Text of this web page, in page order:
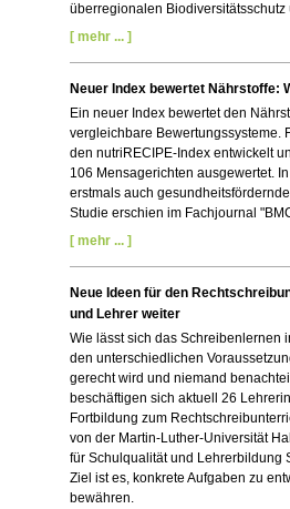
überregionalen Biodiversitätsschutz
[ mehr ... ]
Neuer Index bewertet Nährstoffe:
Ein neuer Index bewertet den
vergleichbare Bewertungssysteme.
den nutriRECIPE-Index entwickelt
106 Mensagerichten ausgewertet.
erstmals auch
Studie erschien im Fachjournal
[ mehr ... ]
Neue Ideen für den
und Lehrer weiter
Wie lässt sich das Schreibenlernen
den unterschiedlichen
gerecht wird und niemand
beschäftigen sich aktuell 26
Fortbildung zum
von der Martin-Luther-Universität
für Schulqualität und Lehrerbildung
Ziel ist es, konkrete Aufgaben zu
bewähren.